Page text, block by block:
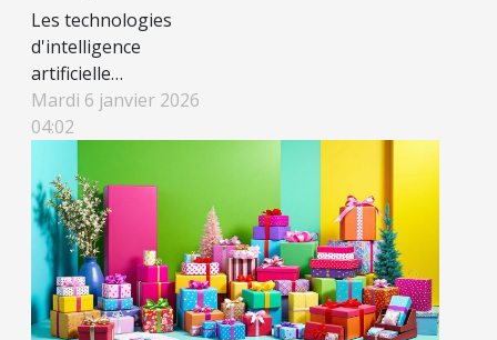
Les technologies
d'intelligence
artificielle
bouleversent le
paysage de la
ligne, offrant de
nouvelles
opportunités et défis
pour les utilisateurs
comme pour les
créateurs de contenu.
Mardi 6 janvier 2026
04:02